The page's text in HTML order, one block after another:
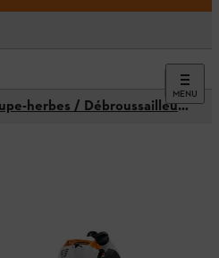
MENU
Coupe-bordures / Coupe-herbes / Débroussailleuses